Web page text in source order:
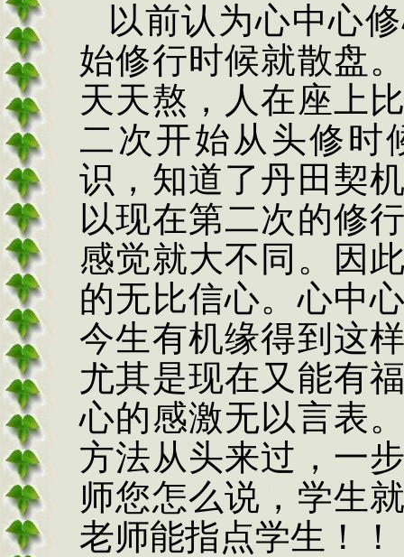
以前认为心中心
始修行时候就散盘
天天熬，人在座上
二次开始从头修时
识，知道了丹田契
以现在第二次的修
感觉就大不同。因
的无比信心。心中
今生有机缘得到这
尤其是现在又能有
心的感激无以言表
方法从头来过，一
师您怎么说，学生
老师能指点学生！！